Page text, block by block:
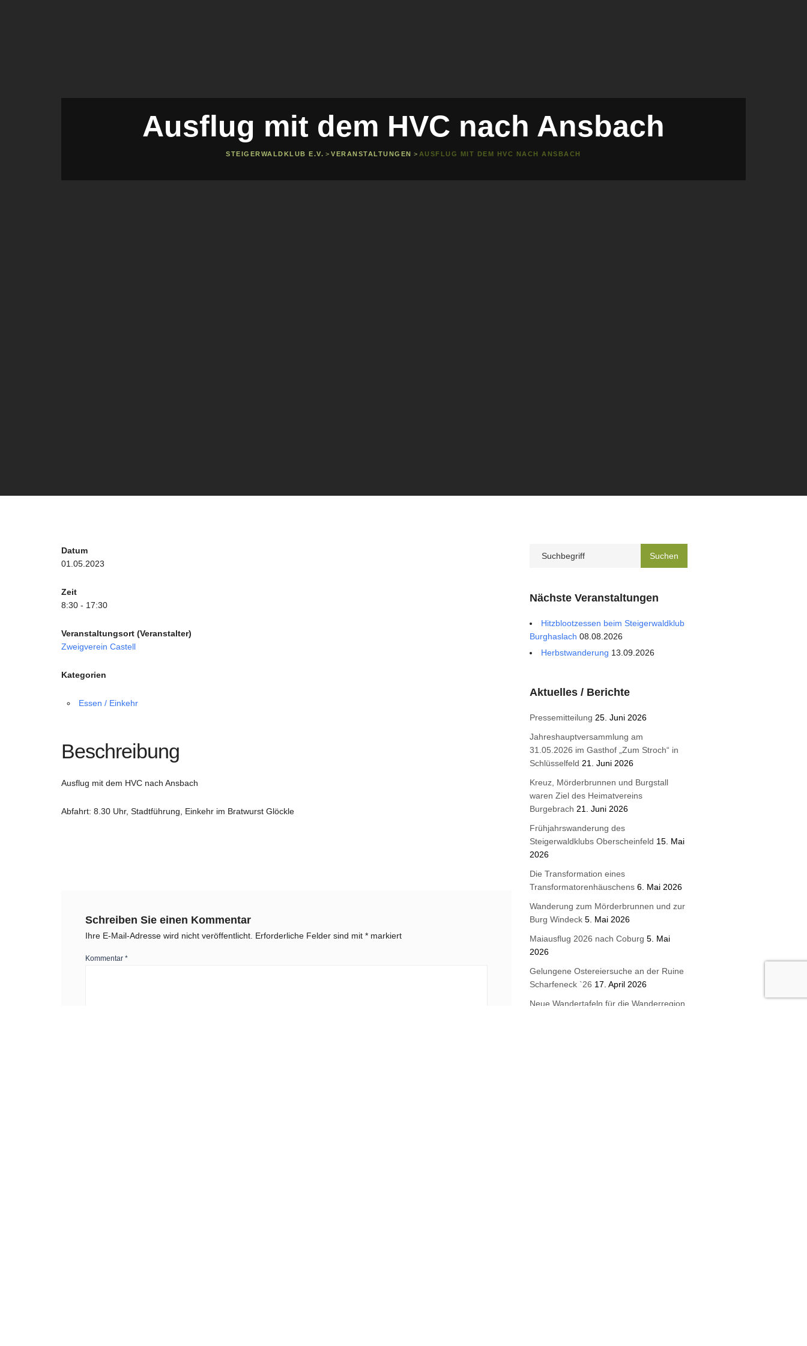
Ausflug mit dem HVC nach Ansbach
STEIGERWALDKLUB E.V. >VERANSTALTUNGEN > AUSFLUG MIT DEM HVC NACH ANSBACH
Datum
01.05.2023
Zeit
8:30 - 17:30
Veranstaltungsort (Veranstalter)
Zweigverein Castell
Kategorien
Essen / Einkehr
Beschreibung
Ausflug mit dem HVC nach Ansbach
Abfahrt: 8.30 Uhr, Stadtführung, Einkehr im Bratwurst Glöckle
Schreiben Sie einen Kommentar
Ihre E-Mail-Adresse wird nicht veröffentlicht. Erforderliche Felder sind mit * markiert
Kommentar *
Nächste Veranstaltungen
Hitzblootzessen beim Steigerwaldklub
Burghaslach 08.08.2026
Herbstwanderung 13.09.2026
Aktuelles / Berichte
Pressemitteilung 25. Juni 2026
Jahreshauptversammlung am
31.05.2026 im Gasthof „Zum Stroch“ in
Schlüsselfeld 21. Juni 2026
Kreuz, Mörderbrunnen und Burgstall
waren Ziel des Heimatvereins
Burgebrach 21. Juni 2026
Frühjahrswanderung des
Steigerwaldklubs Oberscheinfeld 15. Mai
2026
Die Transformation eines
Transformatorenhäuschens 6. Mai 2026
Wanderung zum Mörderbrunnen und zur
Burg Windeck 5. Mai 2026
Maiausflug 2026 nach Coburg 5. Mai
2026
Gelungene Ostereiersuche an der Ruine
Scharfeneck `26 17. April 2026
Neue Wandertafeln für die Wanderregion